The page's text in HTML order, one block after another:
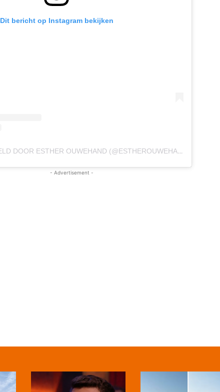
Dit bericht op Instagram bekijken
EEN BERICHT GEDEELD DOOR ESTHER OUWEHAND (@ESTHEROUWEHANDPVDD)
- Advertisement -